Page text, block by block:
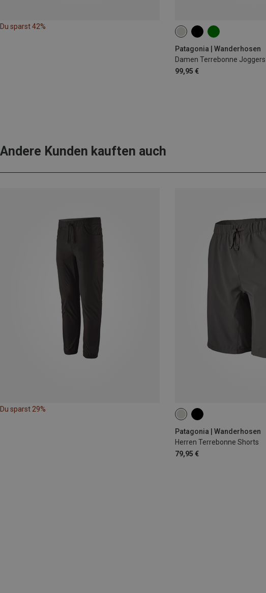
Du sparst 42%
Patagonia | Wanderhosen
Damen Terrebonne Joggers
99,95 €
XS S M
Andere Kunden kauften auch
Du sparst 29%
Patagonia | Wanderhosen
Herren Terrebonne Shorts
79,95 €
M XL